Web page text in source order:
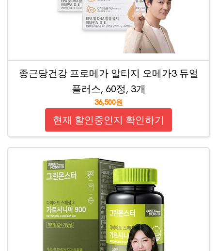
종근당건강 프로메가 알티지 오메가3 듀얼
플러스, 60정, 3개
36,500원
현재 할인중인지 확인하기